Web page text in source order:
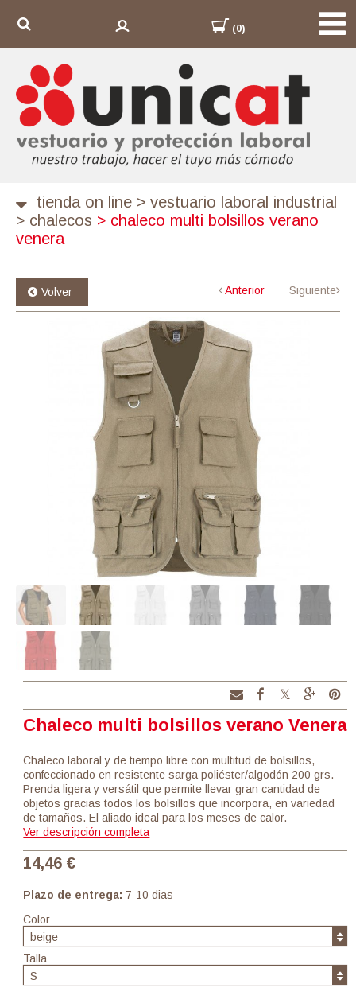
(0)
tienda on line > vestuario laboral industrial
> chalecos > chaleco multi bolsillos verano
venera
Volver Anterior Siguiente
Chaleco multi bolsillos verano Venera
Chaleco laboral y de tiempo libre con multitud de bolsillos,
confeccionado en resistente sarga poliéster/algodón 200 grs.
Prenda ligera y versátil que permite llevar gran cantidad de
objetos gracias todos los bolsillos que incorpora, en variedad
de tamaños. El aliado ideal para los meses de calor.
Ver descripción completa
14,46 €
Plazo de entrega: 7-10 dias
Color
beige
Talla
S